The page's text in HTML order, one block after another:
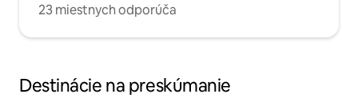
23 miestnych odporúča
Destinácie na preskúmanie